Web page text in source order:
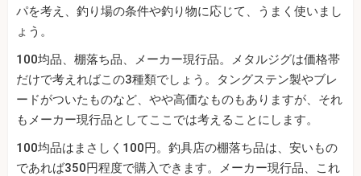
パを考え、釣り場の条件や釣り物に応じて、うまく使いまし
ょう。
100均品、棚落ち品、メーカー現行品。メタルジグは価格帯
だけで考えればこの3種類でしょう。タングステン製やブレ
ードがついたものなど、やや高価なものもありますが、それ
もメーカー現行品としてここでは考えることにします。
100均品はまさしく100円。釣具店の棚落ち品は、安いもの
であれば350円程度で購入できます。メーカー現行品、これ